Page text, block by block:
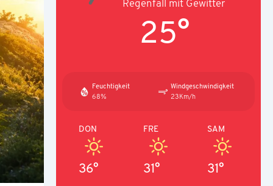
Regenfall mit Gewitter
25°
Feuchtigkeit
68%
Windgeschwindigkeit
23Km/h
DON
36°
FRE
31°
SAM
31°